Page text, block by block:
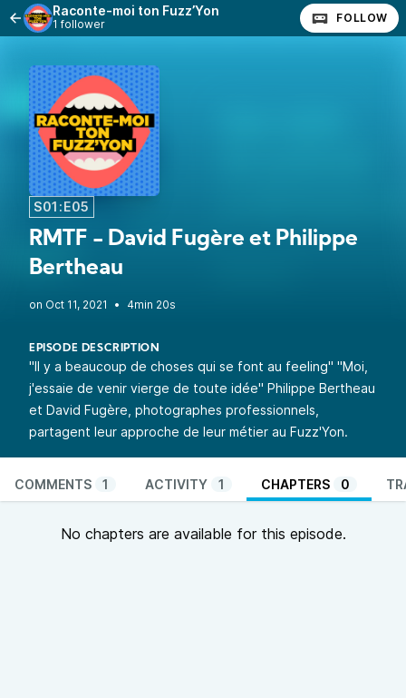
Raconte-moi ton Fuzz’Yon
1 follower FOLLOW
S01:E05
RMTF - David Fugère et Philippe
Bertheau
• 4min 20s
EPISODE DESCRIPTION
"Il y a beaucoup de choses qui se font au feeling" "Moi,
j'essaie de venir vierge de toute idée" Philippe Bertheau
et David Fugère, photographes professionnels,
partagent leur approche de leur métier au Fuzz'Yon.
COMMENTS 1 ACTIVITY 1 CHAPTERS 0
No chapters are available for this episode.